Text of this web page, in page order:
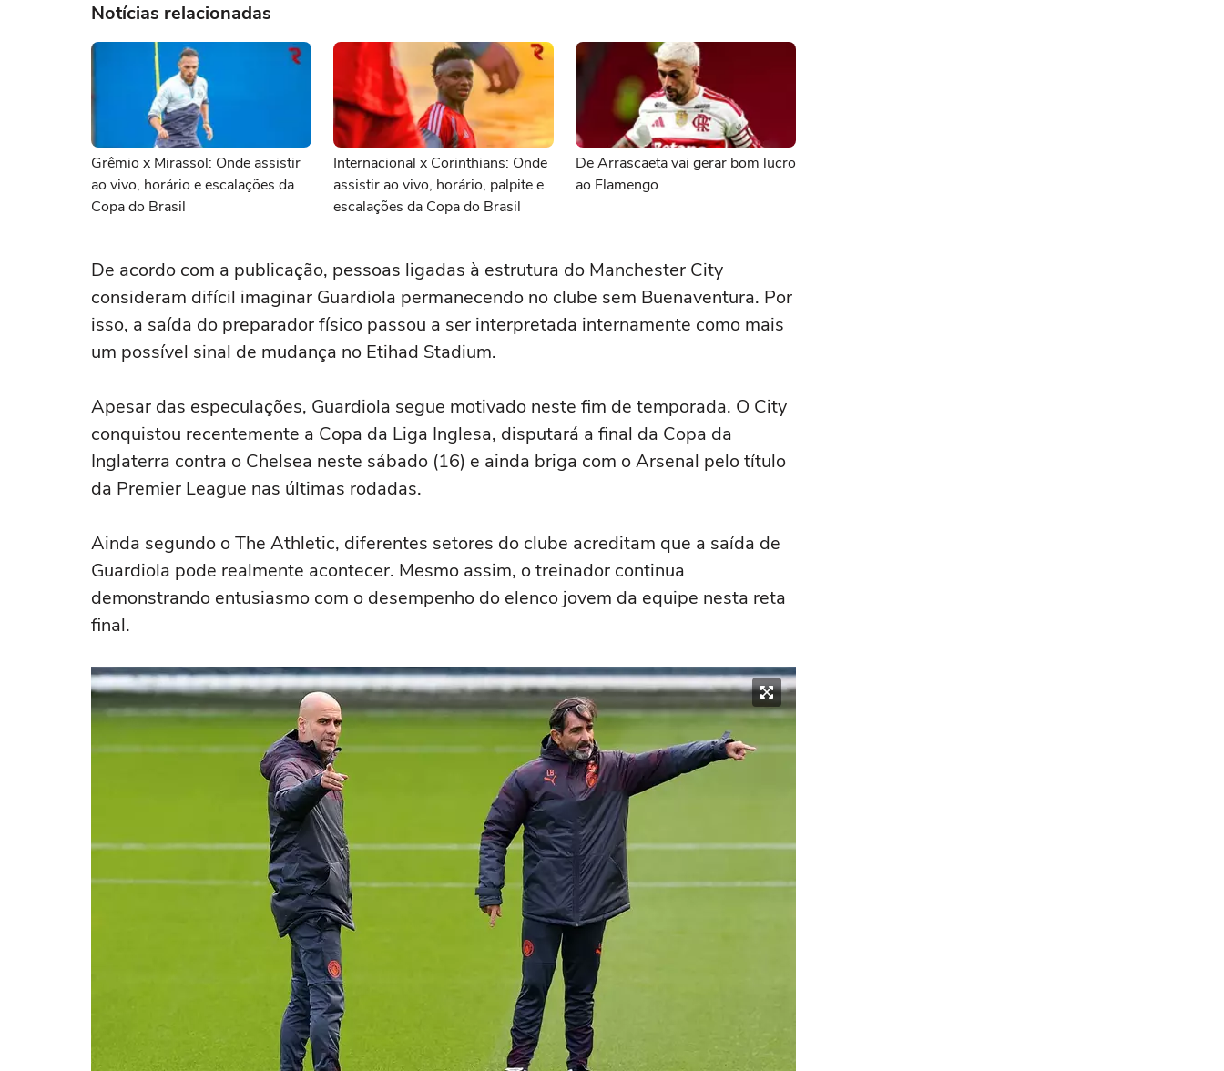
Notícias relacionadas
Grêmio x Mirassol: Onde assistir
ao vivo, horário e escalações da
Copa do Brasil
Internacional x Corinthians: Onde
assistir ao vivo, horário, palpite e
escalações da Copa do Brasil
De Arrascaeta vai gerar bom lucro
ao Flamengo
De acordo com a publicação, pessoas ligadas à estrutura do Manchester City
consideram difícil imaginar Guardiola permanecendo no clube sem Buenaventura. Por
isso, a saída do preparador físico passou a ser interpretada internamente como mais
um possível sinal de mudança no Etihad Stadium.
Apesar das especulações, Guardiola segue motivado neste fim de temporada. O City
conquistou recentemente a Copa da Liga Inglesa, disputará a final da Copa da
Inglaterra contra o Chelsea neste sábado (16) e ainda briga com o Arsenal pelo título
da Premier League nas últimas rodadas.
Ainda segundo o The Athletic, diferentes setores do clube acreditam que a saída de
Guardiola pode realmente acontecer. Mesmo assim, o treinador continua
demonstrando entusiasmo com o desempenho do elenco jovem da equipe nesta reta
final.